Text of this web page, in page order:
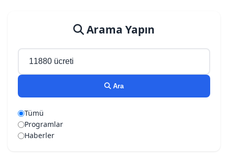
Arama Yapın
Ara
Tümü
Programlar
Haberler